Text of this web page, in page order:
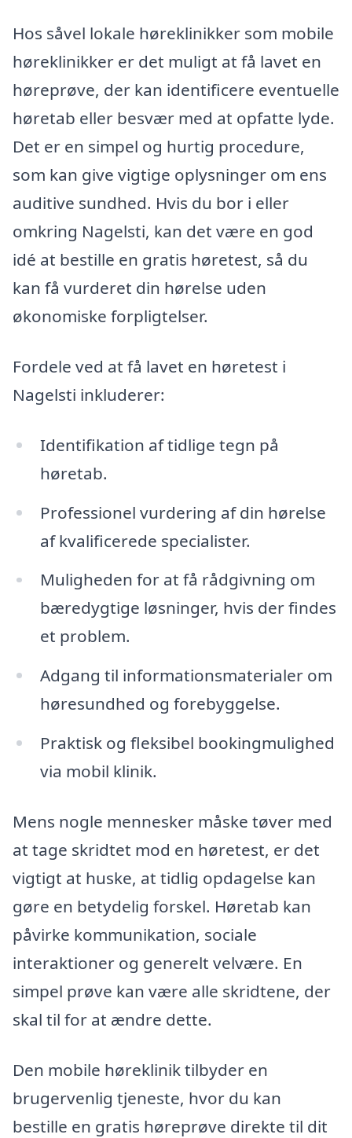
Hos såvel lokale høreklinikker som mobile
høreklinikker er det muligt at få lavet en
høreprøve, der kan identificere eventuelle
høretab eller besvær med at opfatte lyde.
Det er en simpel og hurtig procedure,
som kan give vigtige oplysninger om ens
auditive sundhed. Hvis du bor i eller
omkring Nagelsti, kan det være en god
idé at bestille en gratis høretest, så du
kan få vurderet din hørelse uden
økonomiske forpligtelser.
Fordele ved at få lavet en høretest i
Nagelsti inkluderer:
Identifikation af tidlige tegn på
høretab.
Professionel vurdering af din hørelse
af kvalificerede specialister.
Muligheden for at få rådgivning om
bæredygtige løsninger, hvis der findes
et problem.
Adgang til informationsmaterialer om
høresundhed og forebyggelse.
Praktisk og fleksibel bookingmulighed
via mobil klinik.
Mens nogle mennesker måske tøver med
at tage skridtet mod en høretest, er det
vigtigt at huske, at tidlig opdagelse kan
gøre en betydelig forskel. Høretab kan
påvirke kommunikation, sociale
interaktioner og generelt velvære. En
simpel prøve kan være alle skridtene, der
skal til for at ændre dette.
Den mobile høreklinik tilbyder en
brugervenlig tjeneste, hvor du kan
bestille en gratis høreprøve direkte til dit